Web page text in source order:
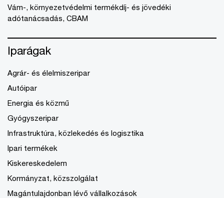
Vám-, környezetvédelmi termékdíj- és jövedéki
adótanácsadás, CBAM
Iparágak
Agrár- és élelmiszeripar
Autóipar
Energia és közmű
Gyógyszeripar
Infrastruktúra, közlekedés és logisztika
Ipari termékek
Kiskereskedelem
Kormányzat, közszolgálat
Magántulajdonban lévő vállalkozások